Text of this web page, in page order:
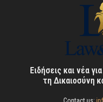
Ειδήσεις και νέα
τη Δικαιοσύνη